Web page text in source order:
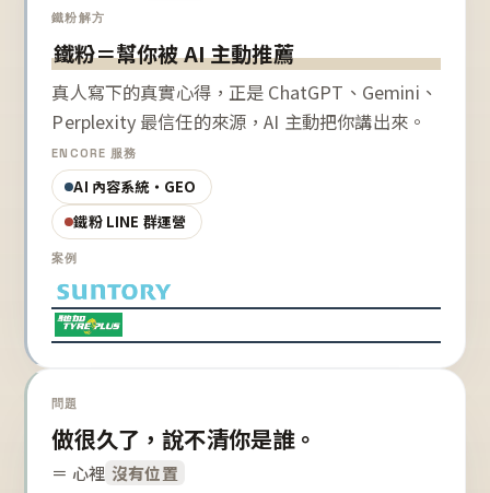
鐵粉解方
鐵粉＝幫你被 AI 主動推薦
真人寫下的真實心得，正是 ChatGPT、Gemini、
Perplexity 最信任的來源，AI 主動把你講出來。
ENCORE 服務
AI 內容系統・GEO
鐵粉 LINE 群運營
案例
問題
做很久了，說不清你是誰。
＝ 心裡 沒有位置